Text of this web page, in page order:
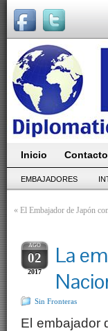
Inicio Contacto
EMBAJADORES
« El Embajador de Japón
AGO
02
2017
La
Sin Fronteras
El embajador